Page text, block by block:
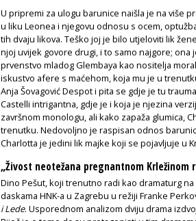
U pripremi za ulogu barunice naišla je na više
u liku Leonea i njegovu odnosu s ocem,
tih dvaju likova. Teško joj je bilo utjeloviti lik
njoj uvijek govore drugi, i to samo najgore; ona
prvenstvo mladog Glembaya kao nositelja
iskustvo afere s maćehom, koja mu je u
Anja Šovagović Despot i pita se gdje je tu
Castelli intrigantna, gdje je i koja je njezina
završnom monologu, ali kako zapaža glumica,
trenutku. Nedovoljno je raspisan odnos
Charlotta je jedini lik majke koji se pojavljuje u
„Živost neotežana pregnantnom Krležinom
Dino Pešut, koji trenutno radi kao dramaturg
daskama HNK-a u Zagrebu u režiji Franke
i Lede. Usporednom analizom dviju drama